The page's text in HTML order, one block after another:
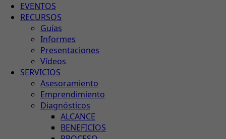
EVENTOS
RECURSOS
Guías
Informes
Presentaciones
Vídeos
SERVICIOS
Asesoramiento
Emprendimiento
Diagnósticos
ALCANCE
BENEFICIOS